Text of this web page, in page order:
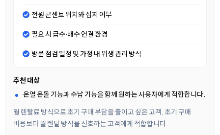
전원 콘센트 위치와 접지 여부
필요 시 급수·배수 연결 환경
방문 점검 일정 및 가정 내 위생 관리 방식
추천 대상
온열 온돌 기능과 수납 기능을 함께 원하는 사용자에게 적합합니다.
월 렌탈료 방식으로 초기 구매 부담을 줄이고 싶은 고객, 초기 구매
비용보다 월 렌탈 방식을 선호하는 고객에게 적합합니다.